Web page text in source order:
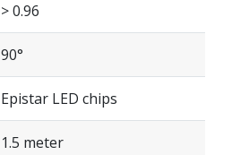
> 0.96
90°
Epistar LED chips
1.5 meter